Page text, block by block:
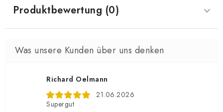
Produktbewertung (0)
Richard Oelmann
21.06.2026
Supergut